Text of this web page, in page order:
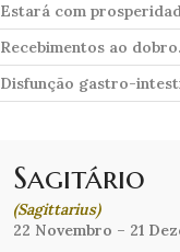
Estará com
Recebimentos ao dobro.
Disfunção gastro-
Sagitário
(Sagittarius)
22 Novembro – 21